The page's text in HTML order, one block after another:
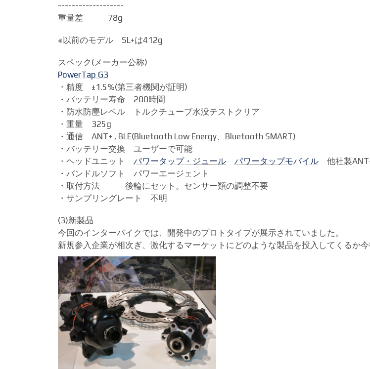
-------------------
重量差 78g
※以前のモデル SL+は412g
スペック(メーカー公称)
PowerTap G3
・精度 ±1.5%(第三者機関が証明)
・バッテリー寿命 200時間
・防水防塵レベル トルクチューブ水没テストクリア
・重量 325g
・通信 ANT+ , BLE(Bluetooth Low Energy、Bluetooth SMART)
・バッテリー交換 ユーザーで可能
・ヘッドユニット パワータップ・ジュール パワータップモバイル 他社製
・バンドルソフト パワーエージェント
・取付方法 後輪にセット。センサー類の調整不要
・サンプリングレート 不明
(3)新製品
今回のインターバイクでは、開発中のプロトタイプが展示されていました。
新規参入企業が相次ぎ、激化するマーケットにどのような製品を投入してくるか今